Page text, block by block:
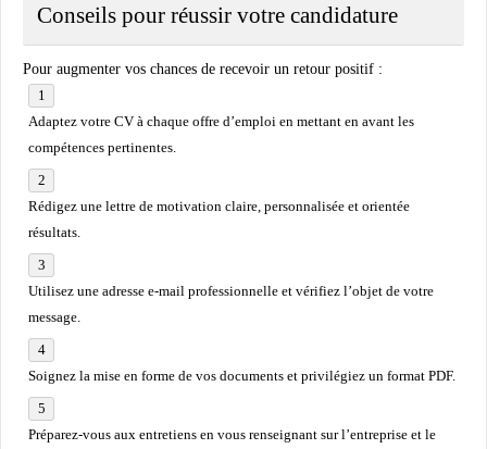
Conseils pour réussir votre candidature
Pour augmenter vos chances de recevoir un retour positif :
Adaptez votre CV à chaque offre d’emploi en mettant en avant les
compétences pertinentes.
Rédigez une lettre de motivation claire, personnalisée et orientée
résultats.
Utilisez une adresse e-mail professionnelle et vérifiez l’objet de votre
message.
Soignez la mise en forme de vos documents et privilégiez un format PDF.
Préparez-vous aux entretiens en vous renseignant sur l’entreprise et le